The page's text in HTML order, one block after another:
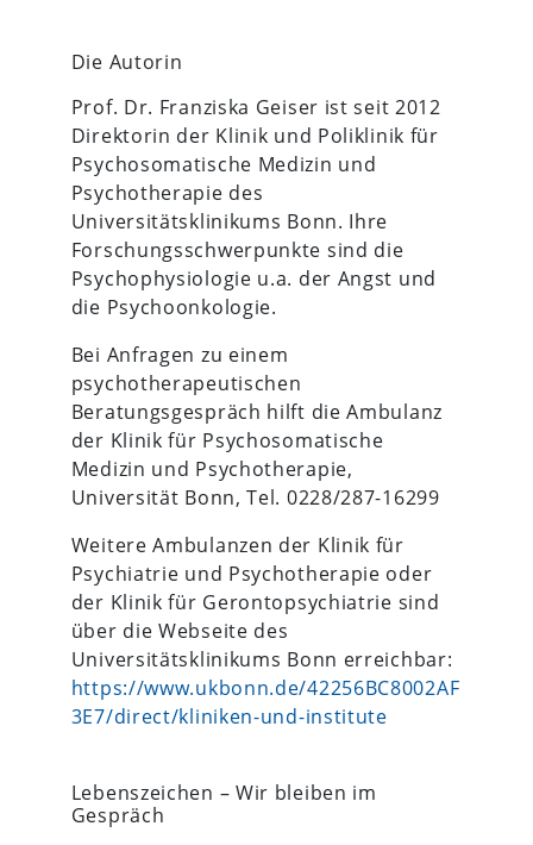
Die Autorin
Prof. Dr. Franziska Geiser ist seit 2012
Direktorin der Klinik und Poliklinik für
Psychosomatische Medizin und
Psychotherapie des
Universitätsklinikums Bonn. Ihre
Forschungsschwerpunkte sind die
Psychophysiologie u.a. der Angst und
die Psychoonkologie.
Bei Anfragen zu einem
psychotherapeutischen
Beratungsgespräch hilft die Ambulanz
der Klinik für Psychosomatische
Medizin und Psychotherapie,
Universität Bonn, Tel. 0228/287-16299
Weitere Ambulanzen der Klinik für
Psychiatrie und Psychotherapie oder
der Klinik für Gerontopsychiatrie sind
über die Webseite des
Universitätsklinikums Bonn erreichbar:
https://www.ukbonn.de/42256BC8002AF
3E7/direct/kliniken-und-institute
Lebenszeichen – Wir bleiben im
Gespräch